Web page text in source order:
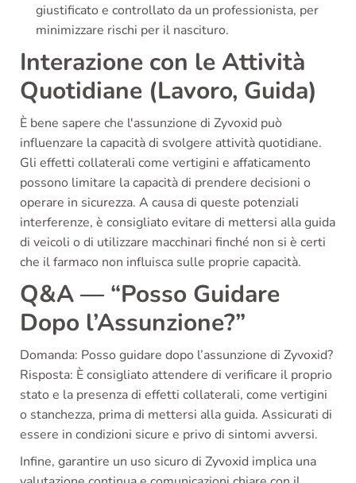
giustificato e controllato da un professionista, per
minimizzare rischi per il nascituro.
Interazione con le Attività
Quotidiane (Lavoro, Guida)
È bene sapere che l'assunzione di Zyvoxid può
influenzare la capacità di svolgere attività quotidiane.
Gli effetti collaterali come vertigini e affaticamento
possono limitare la capacità di prendere decisioni o
operare in sicurezza. A causa di queste potenziali
interferenze, è consigliato evitare di mettersi alla guida
di veicoli o di utilizzare macchinari finché non si è certi
che il farmaco non influisca sulle proprie capacità.
Q&A — “Posso Guidare
Dopo l’Assunzione?”
Domanda: Posso guidare dopo l’assunzione di Zyvoxid?
Risposta: È consigliato attendere di verificare il proprio
stato e la presenza di effetti collaterali, come vertigini
o stanchezza, prima di mettersi alla guida. Assicurati di
essere in condizioni sicure e privo di sintomi avversi.
Infine, garantire un uso sicuro di Zyvoxid implica una